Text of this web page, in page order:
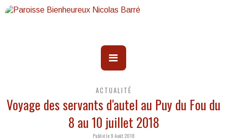
ACTUALITÉ
Voyage des servants d'autel au Puy du Fou du
8 au 10 juillet 2018
Publié le 9 Août 2018